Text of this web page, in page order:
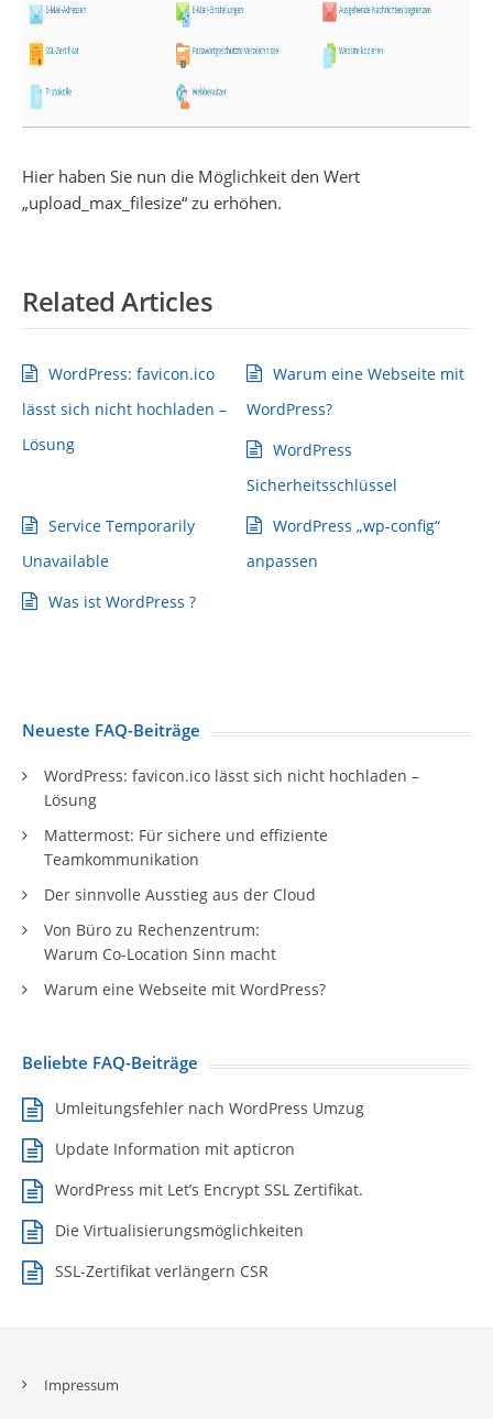
Hier haben Sie nun die Möglichkeit den Wert
„upload_max_filesize“ zu erhöhen.
Related Articles
WordPress: favicon.ico
lässt sich nicht hochladen –
Lösung
Warum eine Webseite mit
WordPress?
WordPress
Sicherheitsschlüssel
Service Temporarily
Unavailable
WordPress „wp-config“
anpassen
Was ist WordPress ?
Neueste FAQ-Beiträge
WordPress: favicon.ico lässt sich nicht hochladen –
Lösung
Mattermost: Für sichere und effiziente
Teamkommunikation
Der sinnvolle Ausstieg aus der Cloud
Von Büro zu Rechenzentrum:
Warum Co-Location Sinn macht
Warum eine Webseite mit WordPress?
Beliebte FAQ-Beiträge
Umleitungsfehler nach WordPress Umzug
Update Information mit apticron
WordPress mit Let’s Encrypt SSL Zertifikat.
Die Virtualisierungsmöglichkeiten
SSL-Zertifikat verlängern CSR
Impressum